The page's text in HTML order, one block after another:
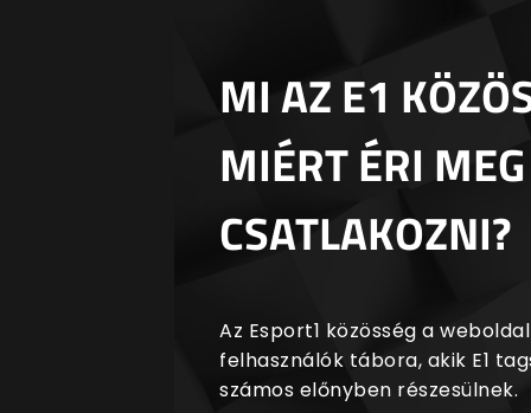
MI AZ E1
MIÉRT ÉRI MEG
CSATLAKOZNI?
Az Esport1 közösség a
felhasználók tábora, akik E1
számos előnyben részesülnek.